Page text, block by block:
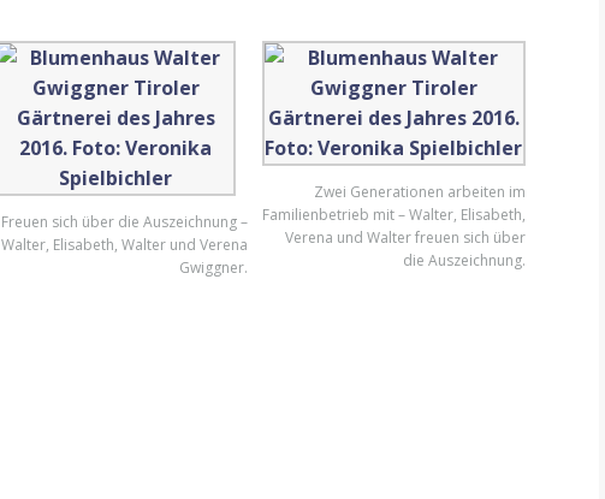
Freuen sich über die Auszeichnung –
Walter, Elisabeth, Walter und Verena
Gwiggner.
Zwei Generationen arbeiten im
Familienbetrieb mit – Walter, Elisabeth,
Verena und Walter freuen sich über
die Auszeichnung.